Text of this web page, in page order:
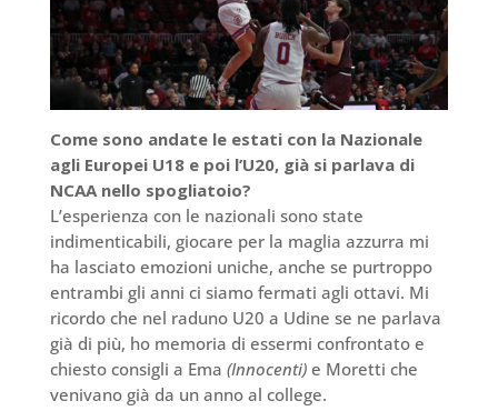
Come sono andate le estati con la Nazionale
agli Europei U18 e poi l’U20, già si parlava di
NCAA nello spogliatoio?
L’esperienza con le nazionali sono state
indimenticabili, giocare per la maglia azzurra mi
ha lasciato emozioni uniche, anche se purtroppo
entrambi gli anni ci siamo fermati agli ottavi. Mi
ricordo che nel raduno U20 a Udine se ne parlava
già di più, ho memoria di essermi confrontato e
chiesto consigli a Ema (Innocenti)e Moretti che
venivano già da un anno al college.